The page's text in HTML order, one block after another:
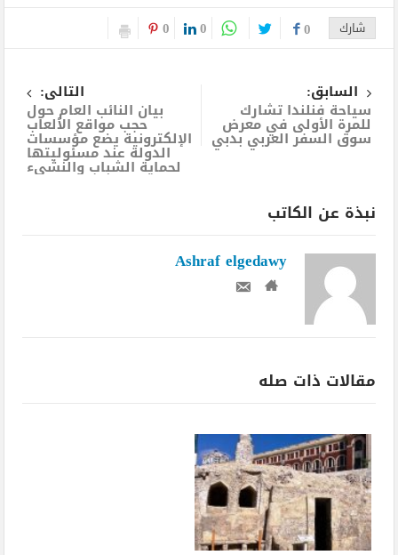
شارك 0
0
0
السابق:
سياحة فنلندا تشارك
للمرة الأولى في معرض
سوق السفر العربي بدبي
التالى:
بيان النائب العام حول
حجب مواقع الألعاب
الإلكترونية يضع مؤسسات
الدولة عند مسئوليتها
لحماية الشباب والنشىء
نبذة عن الكاتب
Ashraf elgedawy
مقالات ذات صله